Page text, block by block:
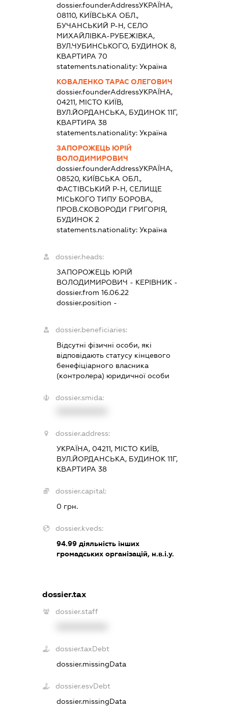
dossier.founderAddressУКРАЇНА,
08110, КИЇВСЬКА ОБЛ.,
БУЧАНСЬКИЙ Р-Н, СЕЛО
МИХАЙЛІВКА-РУБЕЖІВКА,
ВУЛ.ЧУБИНСЬКОГО, БУДИНОК 8,
КВАРТИРА 70
statements.nationality: Україна
КОВАЛЕНКО ТАРАС ОЛЕГОВИЧ
dossier.founderAddressУКРАЇНА,
04211, МІСТО КИЇВ,
ВУЛ.ЙОРДАНСЬКА, БУДИНОК 11Г,
КВАРТИРА 38
statements.nationality: Україна
ЗАПОРОЖЕЦЬ ЮРІЙ
ВОЛОДИМИРОВИЧ
dossier.founderAddressУКРАЇНА,
08520, КИЇВСЬКА ОБЛ.,
ФАСТІВСЬКИЙ Р-Н, СЕЛИЩЕ
МІСЬКОГО ТИПУ БОРОВА,
ПРОВ.СКОВОРОДИ ГРИГОРІЯ,
БУДИНОК 2
statements.nationality: Україна
dossier.heads:
ЗАПОРОЖЕЦЬ ЮРІЙ
ВОЛОДИМИРОВИЧ - КЕРІВНИК -
dossier.from 16.06.22
dossier.position -
dossier.beneficiaries:
Відсутні фізичні особи, які
відповідають статусу кінцевого
бенефіціарного власника
(контролера) юридичної особи
dossier.smida:
dossier.address:
УКРАЇНА, 04211, МІСТО КИЇВ,
ВУЛ.ЙОРДАНСЬКА, БУДИНОК 11Г,
КВАРТИРА 38
dossier.capital:
0 грн.
dossier.kveds:
94.99діяльність інших
громадських організацій, н.в.і.у.
dossier.tax
dossier.staff
dossier.taxDebt
dossier.missingData
dossier.esvDebt
dossier.missingData